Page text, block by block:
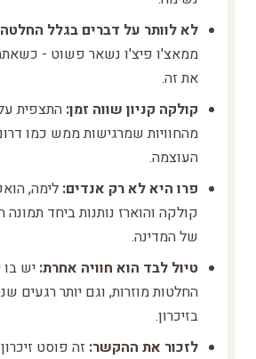
לא לוותר על דברים בגלל
ממאצ'ו פיצ'ו נשאר פשוט -
את זה.
קולקה קניון שווה זמן: התצפית
מהחוויות שמרגישות ממש כמו
העוצמה.
פרו היא לא רק אנדים: לימה,
קולקה והוארז נותנות ביחד תמונה
של המדינה.
טיול לבד הוא חוויה אחרת: יש בו
החלטות מוזרות, וגם יותר רגעים
בזיכרון.
לזכור את ההקשר: